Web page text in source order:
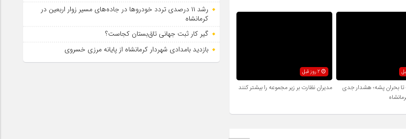
تا بحران پشه؛ هشدار جدی
2 روز قبل
مدیران نظارت بر زیر مجموعه را بیشتر کنند
رشد ۱۱ درصدی تردد خودروها در جاده‌های مسیر زوار اربعین در
کرمانشاه
گیر کار ثبت جهانی تاق‌بستان کجاست؟
بازدید بامدادی شهردار کرمانشاه از پایانه مرزی خسروی